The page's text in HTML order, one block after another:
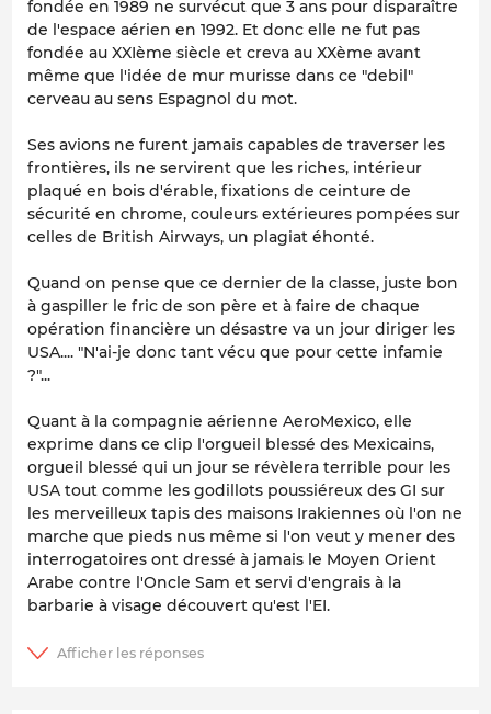
fondée en 1989 ne survécut que 3 ans pour disparaître
de l'espace aérien en 1992. Et donc elle ne fut pas
fondée au XXIème siècle et creva au XXème avant
même que l'idée de mur murisse dans ce "debil"
cerveau au sens Espagnol du mot.
Ses avions ne furent jamais capables de traverser les
frontières, ils ne servirent que les riches, intérieur
plaqué en bois d'érable, fixations de ceinture de
sécurité en chrome, couleurs extérieures pompées sur
celles de British Airways, un plagiat éhonté.
Quand on pense que ce dernier de la classe, juste bon
à gaspiller le fric de son père et à faire de chaque
opération financière un désastre va un jour diriger les
USA.... "N'ai-je donc tant vécu que pour cette infamie
?"...
Quant à la compagnie aérienne AeroMexico, elle
exprime dans ce clip l'orgueil blessé des Mexicains,
orgueil blessé qui un jour se révèlera terrible pour les
USA tout comme les godillots poussiéreux des GI sur
les merveilleux tapis des maisons Irakiennes où l'on ne
marche que pieds nus même si l'on veut y mener des
interrogatoires ont dressé à jamais le Moyen Orient
Arabe contre l'Oncle Sam et servi d'engrais à la
barbarie à visage découvert qu'est l'EI.